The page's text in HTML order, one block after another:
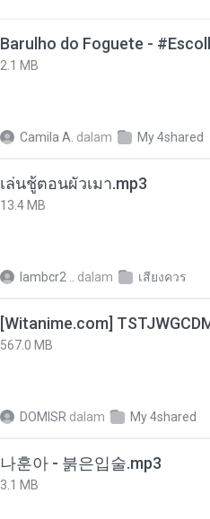
Barulho do Foguete -
2.1 MB
Camila A. dalam My 4shared
เล่นชู้ตอนผัวเมา.mp3
13.4 MB
lambcr2 .. dalam เสียงควร
567.0 MB
DOMISR dalam My 4shared
나훈아 - 붉은입술.mp3
3.1 MB